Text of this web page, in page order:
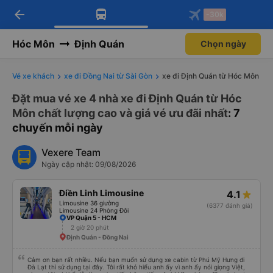
Tải app Vexere ngay!
Nhận ưu đãi thành viên độc
Mở app
Tải app Vexere
-30k/ghế khi đặt vé máy bay qua
Mở app
arrow_back -30k
Hóc Môn Định Quán Chọn ngày
Vé xe khách xe đi Đồng Nai từ Sài Gòn xe đi Định Quán từ Hóc Môn
Đặt mua vé xe 4 nhà xe đi Định Quán từ Hóc
Môn chất lượng cao và giá vé ưu đãi nhất: 7
chuyến mỗi ngày
Vexere Team
Ngày cập nhật: 09/08/2026
Điền Linh Limousine
Limousine 36 giường
Limousine 24 Phòng Đôi
4.1
(6377 đánh giá)
VP Quận 5 - HCM
2 giờ 20 phút
Định Quán - Đồng Nai
Cảm ơn bạn rất nhiều. Nếu bạn muốn sử dụng xe cabin từ Phú Mỹ Hưng đi
Đà Lạt thì sử dụng tại đây. Tôi rất khó hiểu anh ấy vì anh ấy nói giọng Việt,